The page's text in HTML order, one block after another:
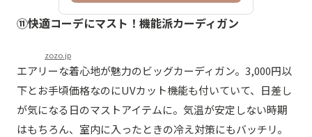
⑪快適コーデにマスト！機能派カーディガン
zozo.jp
エアリーな着心地が魅力のビッグカーディガン。3,000円以
下とお手頃価格なのにUVカット機能も付いていて、日差し
が気になる日のマストアイテムに。気温が安定しない時期
はもちろん、室内に入ったときの冷え対策にもバッチリ。